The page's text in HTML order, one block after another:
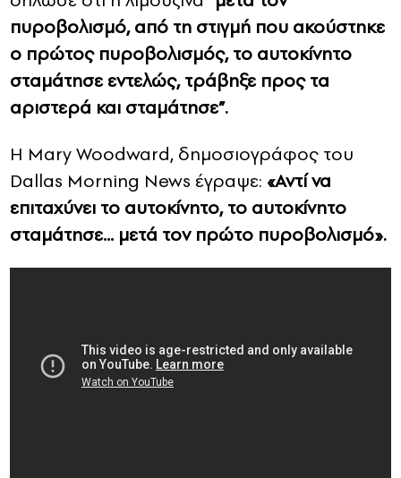
πυροβολισμό, από τη στιγμή που ακούστηκε
ο πρώτος πυροβολισμός, το αυτοκίνητο
σταμάτησε εντελώς, τράβηξε προς τα
αριστερά και σταμάτησε”.
Η Mary Woodward, δημοσιογράφος του
Dallas Morning News έγραψε: «Αντί να
επιταχύνει το αυτοκίνητο, το αυτοκίνητο
σταμάτησε… μετά τον πρώτο πυροβολισμό».